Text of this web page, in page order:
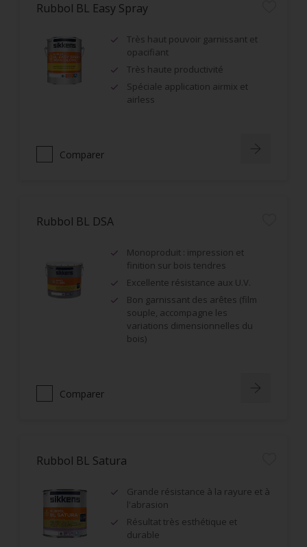
Rubbol BL Easy Spray
Très haut pouvoir garnissant et
opacifiant
Très haute productivité
Spéciale application airmix et
airless
Comparer
Rubbol BL DSA
Monoproduit : impression et
finition sur bois tendres
Excellente résistance aux U.V.
Bon garnissant des arêtes (film
souple, accompagne les
variations dimensionnelles du
bois)
Comparer
Rubbol BL Satura
Grande résistance à la rayure et à
l'abrasion
Résultat très esthétique et
durable